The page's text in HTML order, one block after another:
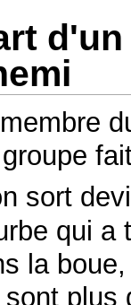
sort
qui a
la
plus